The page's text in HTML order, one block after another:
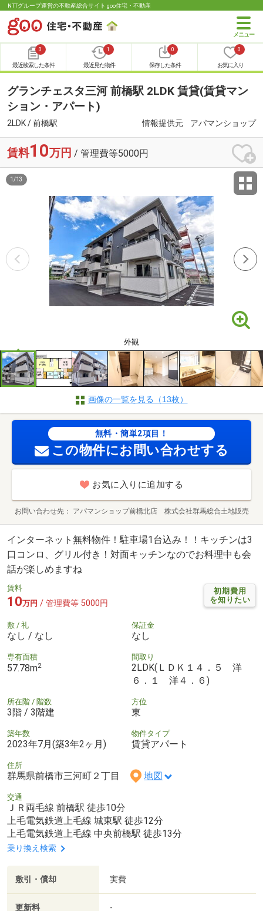
NTTグループ運営の不動産総合サイト goo住宅・不動産
0
最近検索した条件
1
最近見た物件
0
保存した条件
0
お気に入り
グランチェスタ三河 前橋駅 2LDK 賃貸(賃貸マン
ション・アパート)
2LDK / 前橋駅 情報提供元 アパマンショップ
賃料10万円 / 管理費等5000円
外観
1 /13
画像の一覧を見る（13枚）
無料・簡単2項目！
この物件にお問い合わせする
お気に入りに追加する
お問い合わせ先 アパマンショップ前橋北店 株式会社群馬総合土地販売
インターネット無料物件！駐車場1台込み！！キッチンは3
口コンロ、グリル付き！対面キッチンなのでお料理中も会
話が楽しめますね
初期費用
を知りたい
賃料
10万円 / 管理費等 5000円
敷 / 礼
なし / なし
保証金
なし
専有面積
57.78m2
間取り
2LDK(ＬＤＫ１４．５ 洋
６．１ 洋４．６)
所在階 / 階数
3階 / 3階建
方位
東
築年数
2023年7月(築3年2ヶ月)
物件タイプ
賃貸アパート
住所
群馬県前橋市三河町２丁目 地図
交通
ＪＲ両毛線 前橋駅 徒歩10分
上毛電気鉄道上毛線 城東駅 徒歩12分
上毛電気鉄道上毛線 中央前橋駅 徒歩13分
乗り換え検索
敷引・償却 実費
更新料 -